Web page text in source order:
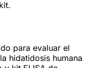
para evaluar el
hidatidosis humana